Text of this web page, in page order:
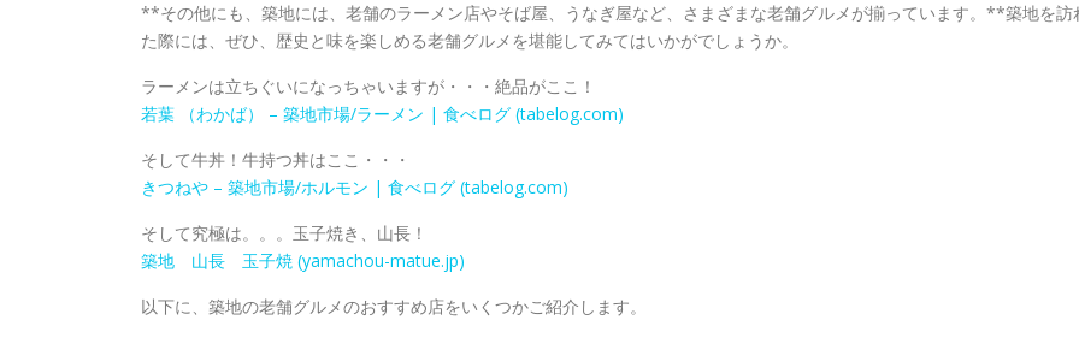
**その他にも、築地には、老舗のラーメン店やそば屋、うなぎ屋など、さまざまな老舗グルメが揃っています。**築地を訪
た際には、ぜひ、歴史と味を楽しめる老舗グルメを堪能してみてはいかがでしょうか。
ラーメンは立ちぐいになっちゃいますが・・・絶品がここ！
若葉 （わかば） – 築地市場/ラーメン | 食べログ (tabelog.com)
そして牛丼！牛持つ丼はここ・・・
きつねや – 築地市場/ホルモン | 食べログ (tabelog.com)
そして究極は。。。玉子焼き、山長！
築地 山長 玉子焼 (yamachou-matue.jp)
以下に、築地の老舗グルメのおすすめ店をいくつかご紹介します。